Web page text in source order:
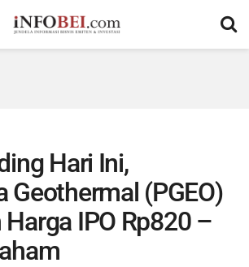
Hari Ini,
Geothermal (PGEO)
IPO Rp820 –